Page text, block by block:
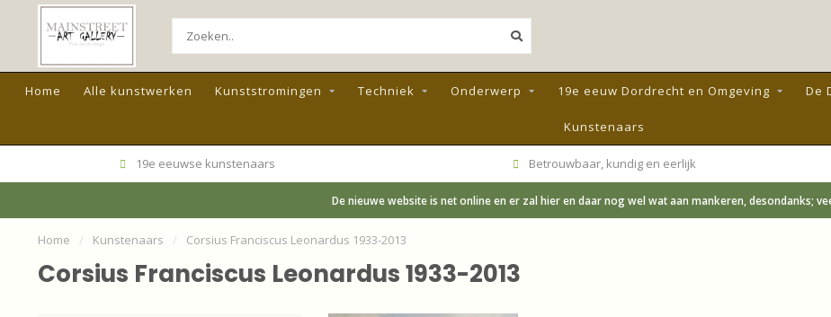
Home Alle kunstwerken Kunststromingen Techniek Onderwerp 19e eeuw Dordrecht en Omgeving De
Kunstenaars
19e eeuwse kunstenaars Betrouwbaar, kundig en eerlijk
De nieuwe website is net online en er zal hier en daar nog wel wat aan mankeren, desondanks;
Home / Kunstenaars / Corsius Franciscus Leonardus 1933-2013
Corsius Franciscus Leonardus 1933-2013